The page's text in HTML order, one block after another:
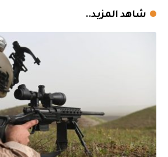
شاهد المزيد..